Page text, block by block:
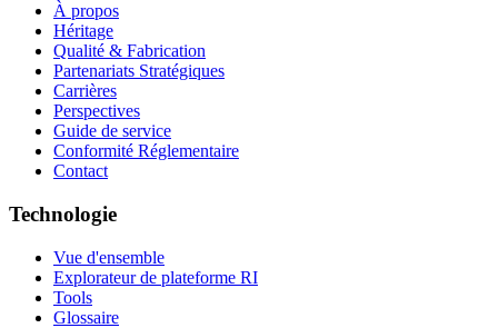
À propos
Héritage
Qualité & Fabrication
Partenariats Stratégiques
Carrières
Perspectives
Guide de service
Conformité Réglementaire
Contact
Technologie
Vue d'ensemble
Explorateur de plateforme RI
Tools
Glossaire